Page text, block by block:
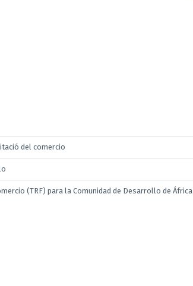
del comercio
(TRF) para la Comunidad de Desarrollo de África